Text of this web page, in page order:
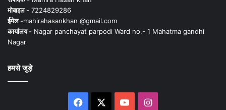
मोबाइल - 7224829286
ईमेल -mahirahasankhan @gmail.com
कार्यालय - Nagar panchayat parpodi Ward no.- 1 Mahatma gandhi
Nagar
हमसे जुड़े
Facebook YouTubeInstagram